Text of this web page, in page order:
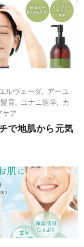
ルヴェーダ
アーユ
育 ユナニ医学
カ
ケア
で地肌から元気